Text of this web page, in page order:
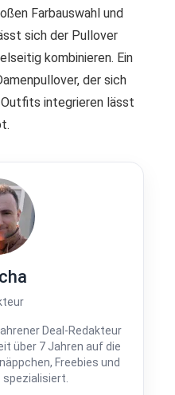
Farbauswahl und
sich der Pullover
kombinieren. Ein
der sich
integrieren lässt
Deal-Redakteur
über 7 Jahren auf die
Freebies und
spezialisiert.